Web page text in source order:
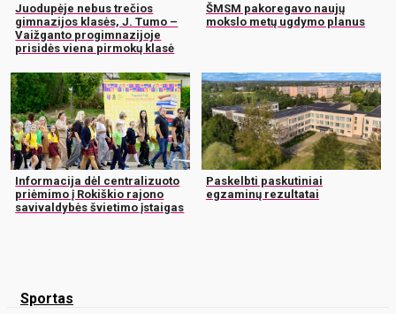
Juodupėje nebus trečios
gimnazijos klasės, J. Tumo –
Vaižganto progimnazijoje
prisidės viena pirmokų klasė
ŠMSM pakoregavo naujų
mokslo metų ugdymo planus
Informacija dėl centralizuoto
priėmimo į Rokiškio rajono
savivaldybės švietimo įstaigas
Paskelbti paskutiniai
egzaminų rezultatai
Sportas